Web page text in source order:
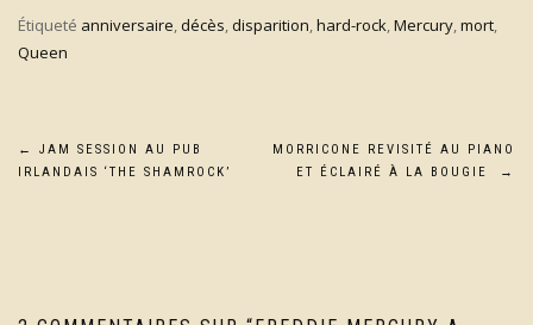
Étiqueté anniversaire,décès,disparition,hard-rock,Mercury,mort,
Queen
Navigation
←
JAM SESSION AU PUB
IRLANDAIS ‘THE SHAMROCK’
MORRICONE REVISITÉ AU PIANO
ET ÉCLAIRÉ À LA BOUGIE
→